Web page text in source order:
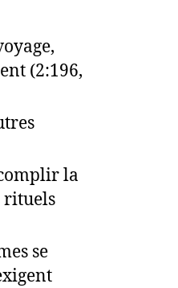
(2:196,
la
rituels
se